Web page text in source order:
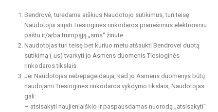
Bendrovė, turėdama aiškius Naudotojo sutikimus, turi teisę
Naudotojui siųsti Tiesioginės rinkodaros pranešimus elektroniniu
paštu ir/arba trumpąją „sms“ žinute.
Naudotojas turi teisę bet kuriuo metu atšaukti Bendrovei duotą
sutikimą (-us) tvarkyti jo Asmens duomenis Tiesioginės
rinkodaros tikslais.
Jei Naudotojas nebepageidauja, kad jo Asmens duomenys būtų
naudojami Tiesioginės rinkodaros vykdymo tikslais, Naudotojas
gali:
– atsisakyti naujienlaiškio ir paspausdamas nuorodą „atsisakyti“